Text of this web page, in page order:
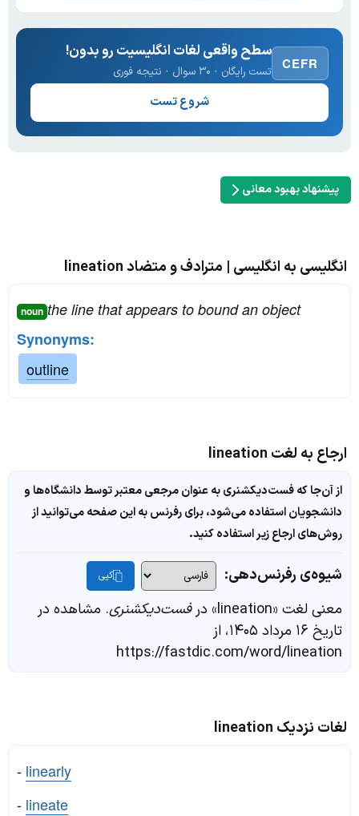
CEFR
سطح واقعی لغات انگلیسیت رو بدون!
تست رایگان · ۳۰ سوال · نتیجه فوری
شروع تست
پیشنهاد بهبود معانی
انگلیسی به انگلیسی | مترادف و متضاد lineation
noun the line that appears to bound an object
Synonyms:
outline
ارجاع به لغت lineation
از آن‌جا که فست‌دیکشنری به عنوان مرجعی معتبر توسط دانشگاه‌ها و
دانشجویان استفاده می‌شود، برای رفرنس به این صفحه می‌توانید از
روش‌های ارجاع زیر استفاده کنید.
شیوه‌ی رفرنس‌دهی: کپی
معنی لغت «lineation» در فست‌دیکشنری. مشاهده در
تاریخ ۱۶ مرداد ۱۴۰۵، از
https://fastdic.com/word/lineation
لغات نزدیک lineation
- linearly
- lineate